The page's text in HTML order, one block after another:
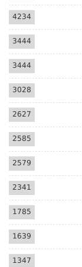
4234
3444
3444
3028
2627
2585
2579
2341
1785
1639
1347